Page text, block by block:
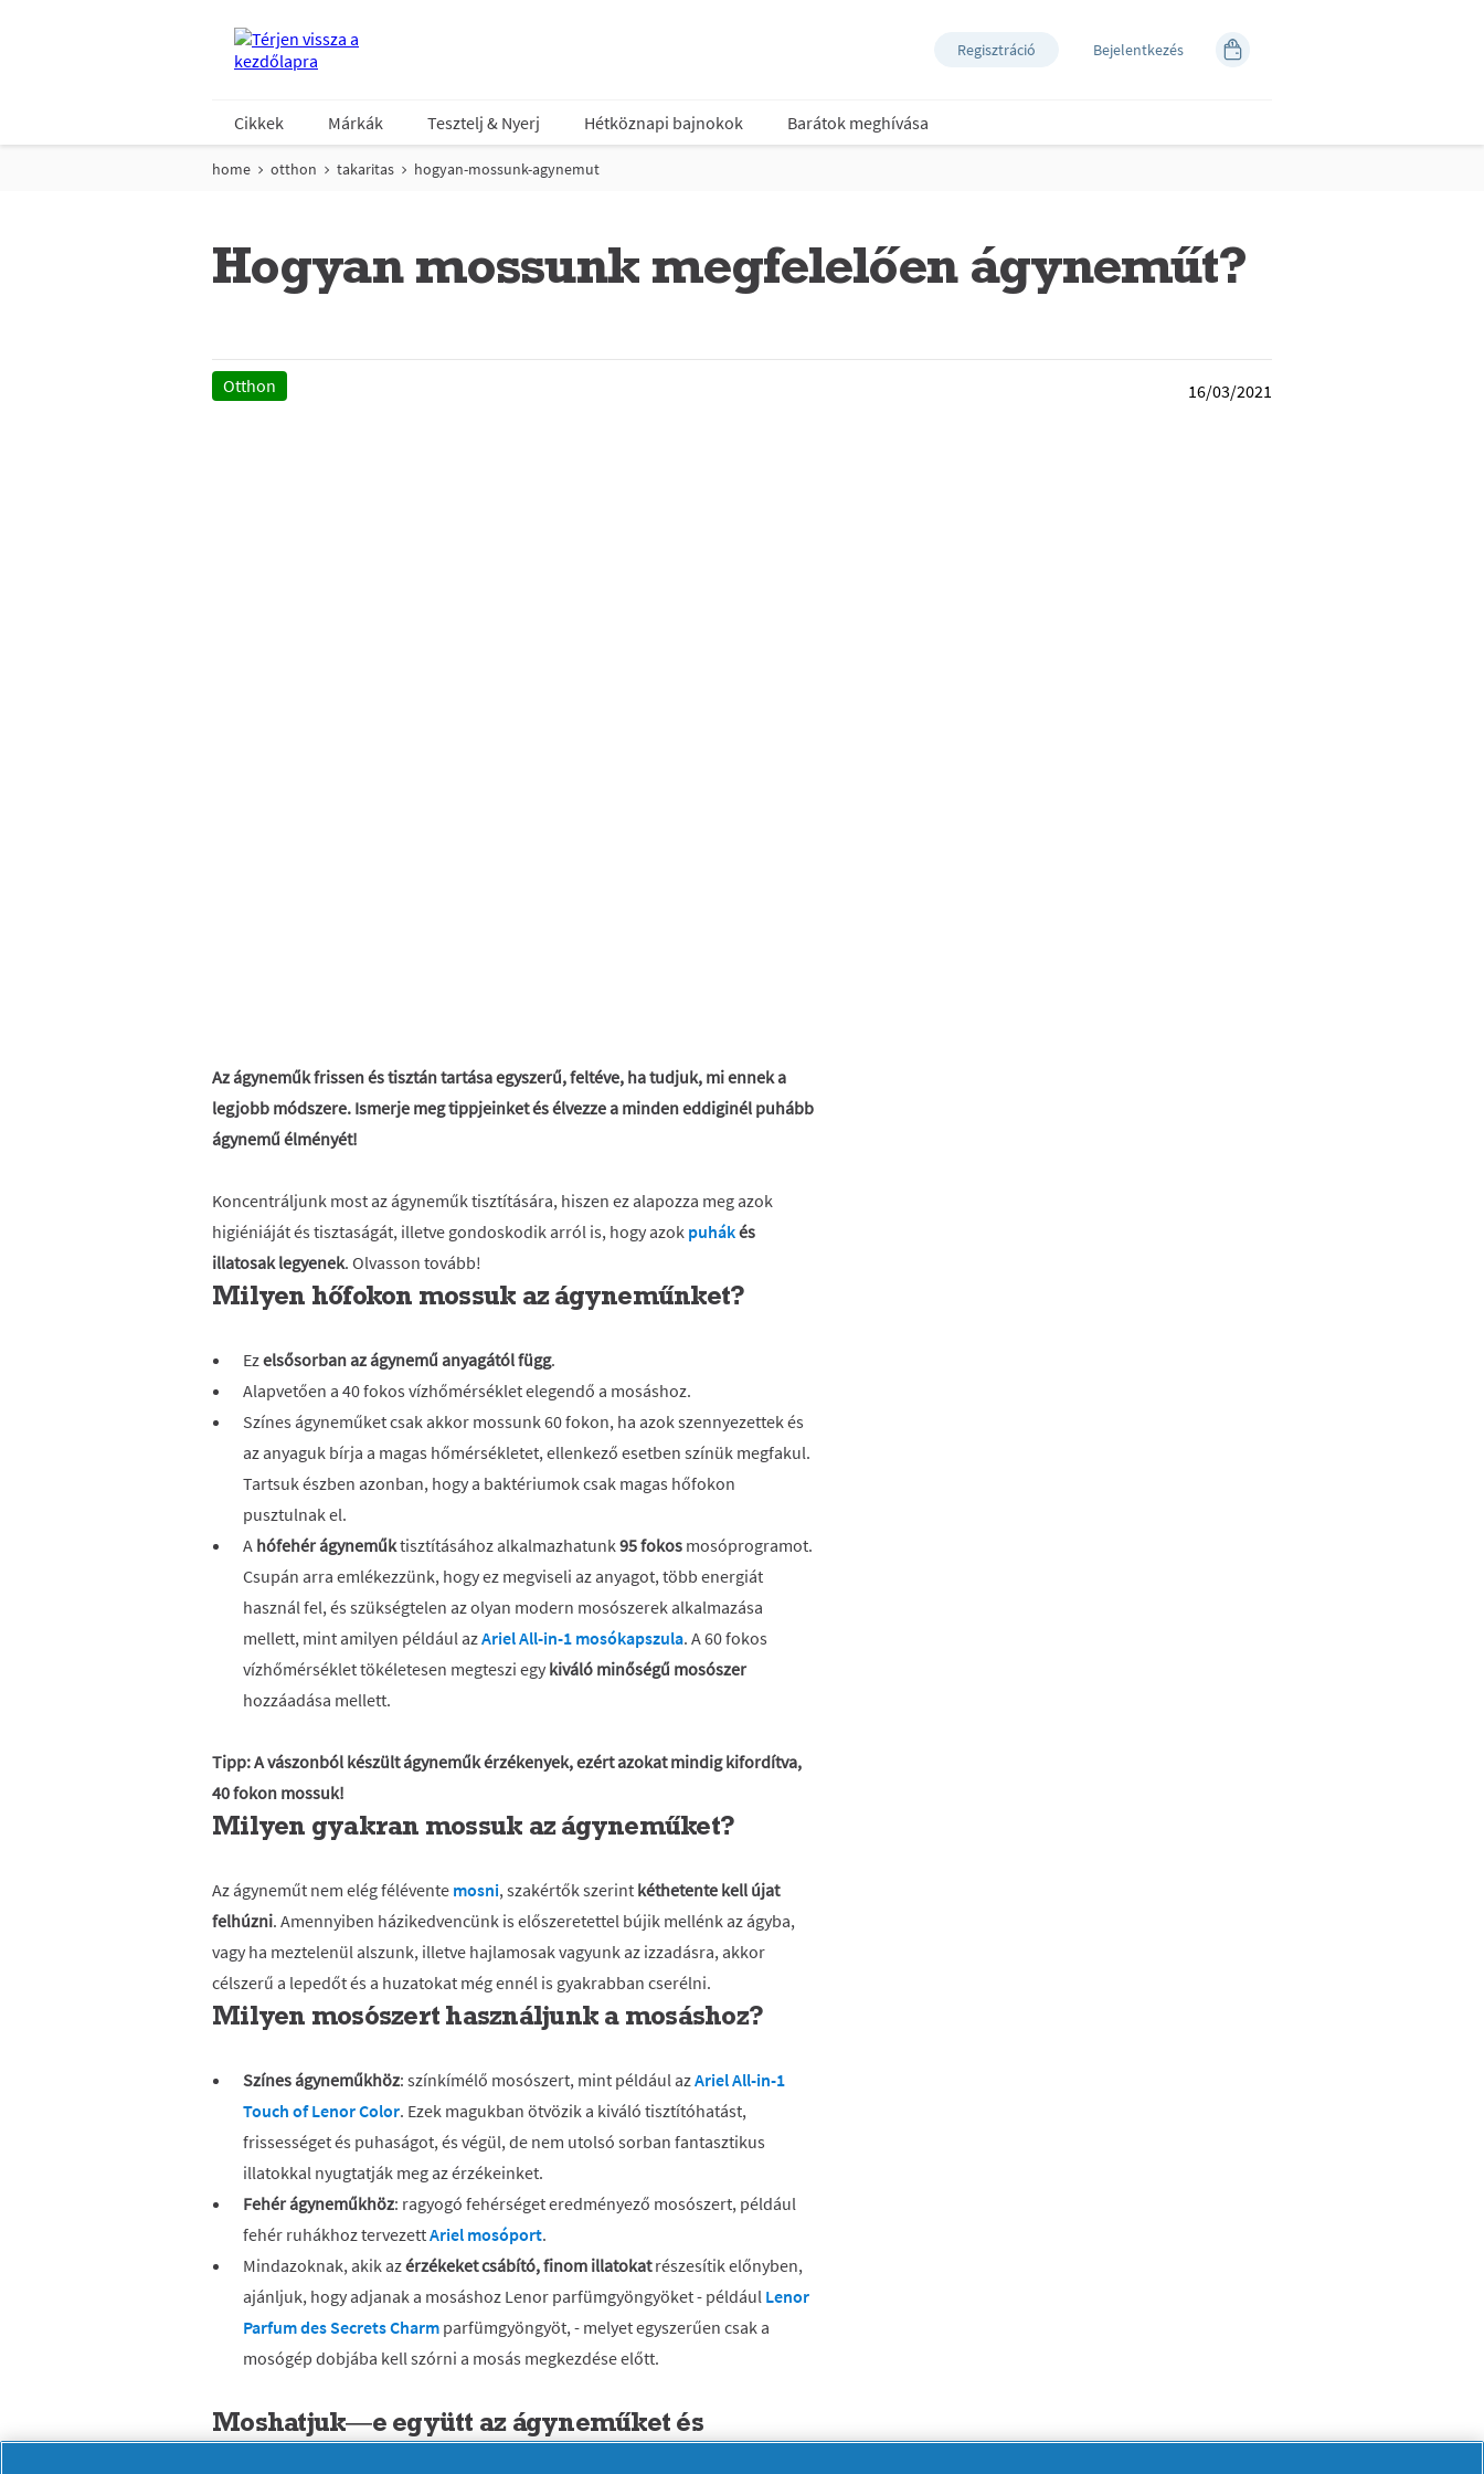
Regisztráció Bejelentkezés
Cikkek Márkák Tesztelj & Nyerj Hétköznapi bajnokok Barátok meghívása
home otthon takaritas hogyan-mossunk-agynemut
Hogyan mossunk megfelelően ágyneműt?
Otthon 16/03/2021
Az ágyneműk frissen és tisztán tartása egyszerű, feltéve, ha tudjuk, mi ennek a
legjobb módszere. Ismerje meg tippjeinket és élvezze a minden eddiginél puhább
ágynemű élményét!
Koncentráljunk most az ágyneműk tisztítására, hiszen ez alapozza meg azok
higiéniáját és tisztaságát, illetve gondoskodik arról is, hogy azok puhákés
illatosak legyenek. Olvasson tovább!
Milyen hőfokon mossuk az ágyneműnket?
Ezelsősorban az ágynemű anyagától függ.
Alapvetően a 40 fokos vízhőmérséklet elegendő a mosáshoz.
Színes ágyneműket csak akkor mossunk 60 fokon, ha azok szennyezettek és
az anyaguk bírja a magas hőmérsékletet, ellenkező esetben színük megfakul.
Tartsuk észben azonban, hogy a baktériumok csak magas hőfokon
pusztulnak el.
A hófehér ágyneműktisztításához alkalmazhatunk95 fokos mosóprogramot.
Csupán arra emlékezzünk, hogy ez megviseli az anyagot, több energiát
használ fel, és szükségtelen az olyan modern mosószerek alkalmazása
mellett, mint amilyen például azAriel All-in-1 mosókapszula. A 60 fokos
vízhőmérséklet tökéletesen megteszi egy kiváló minőségű mosószer
hozzáadása mellett.
Tipp: A vászonból készült ágyneműk érzékenyek, ezért azokat mindig kifordítva,
40 fokon mossuk!
Milyen gyakran mossuk az ágyneműket?
Az ágyneműt nem elég félévente mosni, szakértők szerint kéthetente kell újat
felhúzni. Amennyiben házikedvencünk is előszeretettel bújik mellénk az ágyba,
vagy ha meztelenül alszunk, illetve hajlamosak vagyunk az izzadásra, akkor
célszerű a lepedőt és a huzatokat még ennél is gyakrabban cserélni.
Milyen mosószert használjunk a mosáshoz?
Színes ágyneműkhöz: színkímélő mosószert, mint például azAriel All-in-1
Touch of Lenor Color. Ezek magukban ötvözik a kiváló tisztítóhatást,
frissességet és puhaságot, és végül, de nem utolsó sorban fantasztikus
illatokkal nyugtatják meg az érzékeinket.
Fehér ágyneműkhöz: ragyogó fehérséget eredményező mosószert, például
fehér ruhákhoz tervezettAriel mosóport.
Mindazoknak, akik azérzékeket csábító, finom illatokatrészesítik előnyben,
ajánljuk, hogy adjanak a mosáshoz Lenor parfümgyöngyöket - például Lenor
Parfum des Secrets Charm parfümgyöngyöt, - melyet egyszerűen csak a
mosógép dobjába kell szórni a mosás megkezdése előtt.
Moshatjuk—e együtt az ágyneműket és